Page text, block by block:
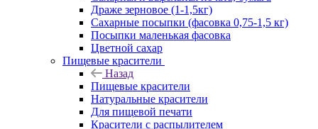
Драже зерновое (1-1,5кг)
Сахарные посыпки (фасовка 0,75-1,5 кг)
Посыпки маленькая фасовка
Цветной сахар
Пищевые красители
Назад
Пищевые красители
Натуральные красители
Для пищевой печати
Красители с распылителем